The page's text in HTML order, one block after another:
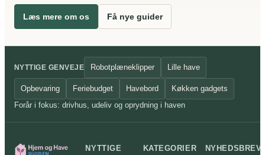
Læs mere om os Få nye guider
NYTTIGE GENVEJE Robotplæneklipper Lille have
Opbevaring Feriebudget Havebord
Køkken gadgets
Forår i fokus: drivhus, udeliv og oprydning i haven
NYTTIGE
KATEGORIER
NYHEDSBREV